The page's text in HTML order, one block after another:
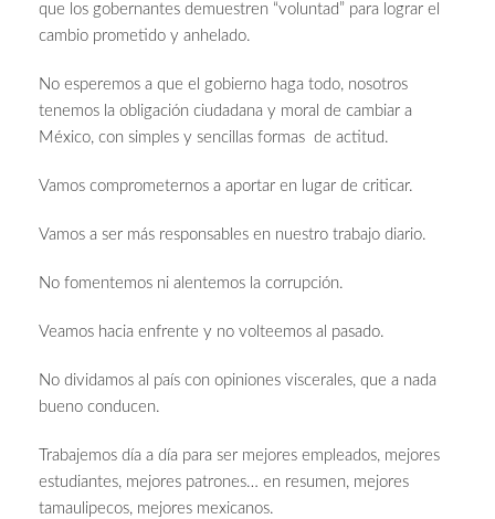
que los gobernantes demuestren “voluntad” para lograr el
cambio prometido y anhelado.
No esperemos a que el gobierno haga todo, nosotros
tenemos la obligación ciudadana y moral de cambiar a
México, con simples y sencillas formas de actitud.
Vamos comprometernos a aportar en lugar de criticar.
Vamos a ser más responsables en nuestro trabajo diario.
No fomentemos ni alentemos la corrupción.
Veamos hacia enfrente y no volteemos al pasado.
No dividamos al país con opiniones viscerales, que a nada
bueno conducen.
Trabajemos día a día para ser mejores empleados, mejores
estudiantes, mejores patrones… en resumen, mejores
tamaulipecos, mejores mexicanos.